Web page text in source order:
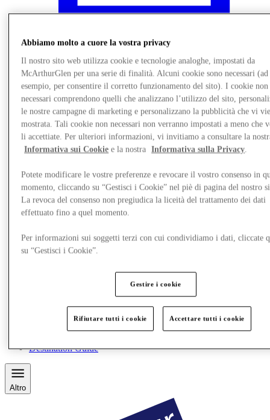
Destination Guide
Altro
Abbiamo molto a cuore la vostra privacy
Il nostro sito web utilizza cookie e tecnologie analoghe, impostati da
McArthurGlen per una serie di finalità. Alcuni cookie sono necessari (ad
esempio, per consentire il corretto funzionamento del sito). I cookie non
necessari comprendono quelli che analizzano l’utilizzo del sito,
le nostre campagne di marketing e personalizzano la pubblicità che vi
mostrata. Tali cookie non necessari non verranno impostati a meno che
li accettiate. Per ulteriori informazioni, vi invitiamo a consultare la
Informativa sui Cookie e la nostra Informativa sulla Privacy.
Potete modificare le vostre preferenze e revocare il vostro consenso in
momento, cliccando su “Gestisci i Cookie” nel piè di pagina del nostro
La revoca del consenso non pregiudica la liceità del trattamento dei dati
effettuato fino a quel momento.
Per informazioni sui soggetti terzi con cui condividiamo i dati, cliccate
su “Gestisci i Cookie”.
Gestire i cookie
Rifiutare tutti i cookie Accettare tutti i cookie